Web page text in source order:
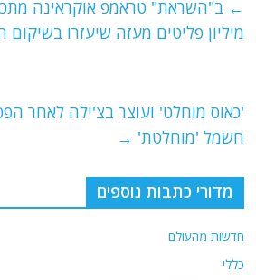
s
A
g
ra
l
er
e
b
k
← ב"השראת" טראמפ אוקראינה
מיליון פליטים מעזה שיעזרו בשיקום
'כאוס מוחלט' ועוצר בצ'ילה לאחר
חשמל 'מוחלטת' →
מדורי כתבות נוספים
חדשות מהעולם
כללי